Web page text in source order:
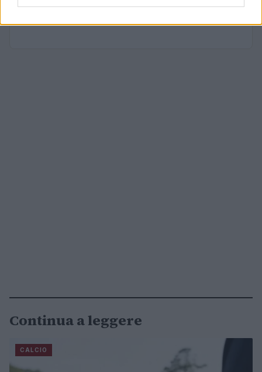
diretti con consiglieri comunali e biblioteche
Continua a leggere
CALCIO